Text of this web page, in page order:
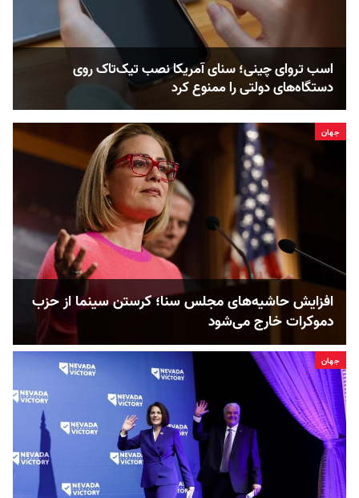
اسب تروای چینی؛ سنای آمریکا نصب تیک‌تاک روی
دستگاه‌های دولتی را ممنوع کرد
جهان
افزایش حاشیه‌های مجلس سنا؛ کرستن سینما از حزب
دموکرات خارج می‌شود
جهان